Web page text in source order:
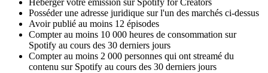
Héberger votre émission sur Spotify for Creators
Posséder une adresse juridique sur l'un des marchés ci-dessus
Avoir publié au moins 12 épisodes
Compter au moins 10 000 heures de consommation sur
Spotify au cours des 30 derniers jours
Compter au moins 2 000 personnes qui ont streamé du
contenu sur Spotify au cours des 30 derniers jours